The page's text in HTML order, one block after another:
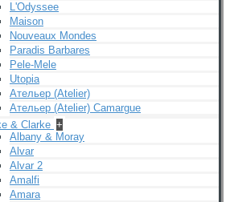
L'Odyssee
Maison
Nouveaux Mondes
Paradis Barbares
Pele-Mele
Utopia
Ательер (Atelier)
Ательер (Atelier) Camargue
& Clarke +
Albany & Moray
Alvar
Alvar 2
Amalfi
Amara